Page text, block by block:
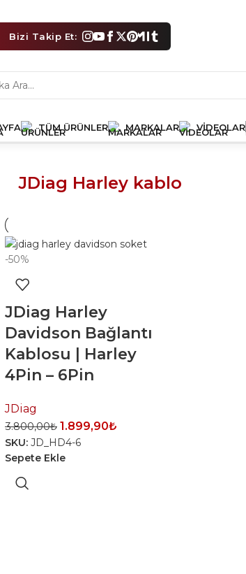
Distribütör
Bizi Takip Et:
TÜM ÜRÜNLER MARKALAR VIDEOLAR
etiketlendiTek bir sonuç gösteriliyor
JDiag Harley kablo
-50%
JDiag Harley
Davidson Bağlantı
Kablosu | Harley
4Pin – 6Pin
JDiag
3.800,00₺ 1.899,90₺
SKU: JD_HD4-6
Sepete Ekle